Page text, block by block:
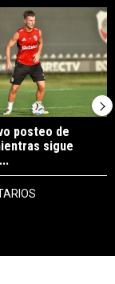
silencio: Francisco
de tendencia con el
posteo de
sigue